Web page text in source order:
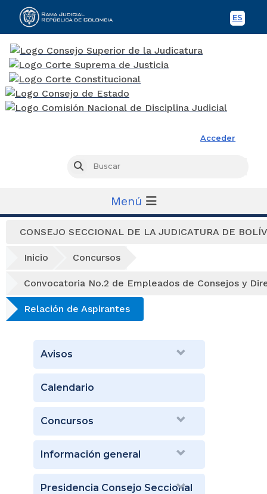
ES
Acceder
Buscar
Menú
CONSEJO SECCIONAL DE LA JUDICATURA DE
Inicio Concursos
Convocatoria No.2 de Empleados de Consejos y
Relación de Aspirantes
Avisos
Calendario
Concursos
Información general
Presidencia Consejo Seccional